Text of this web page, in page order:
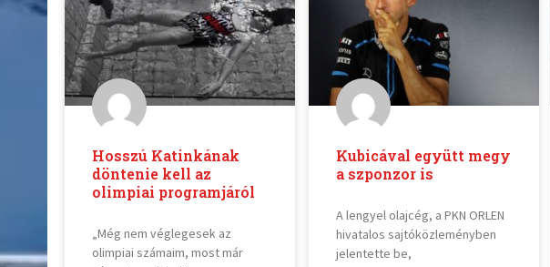
Hosszú Katinkának
döntenie kell az
olimpiai programjáról
„Még nem véglegesek az
olimpiai számaim, most már
Kubicával együtt megy
a szponzor is
A lengyel olajcég, a PKN ORLEN
hivatalos sajtóközleményben
jelentette be,